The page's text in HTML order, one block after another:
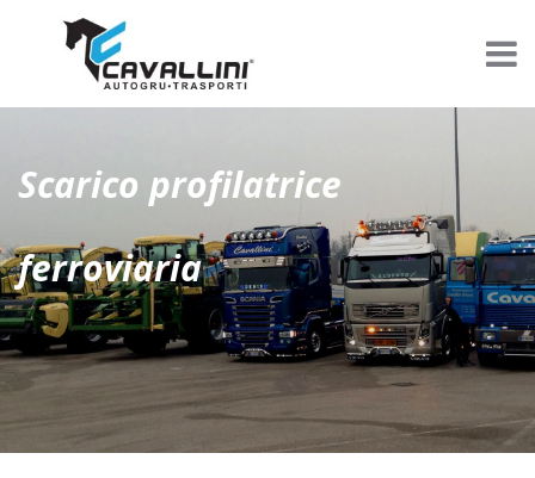
Scarico profilatrice
ferroviaria